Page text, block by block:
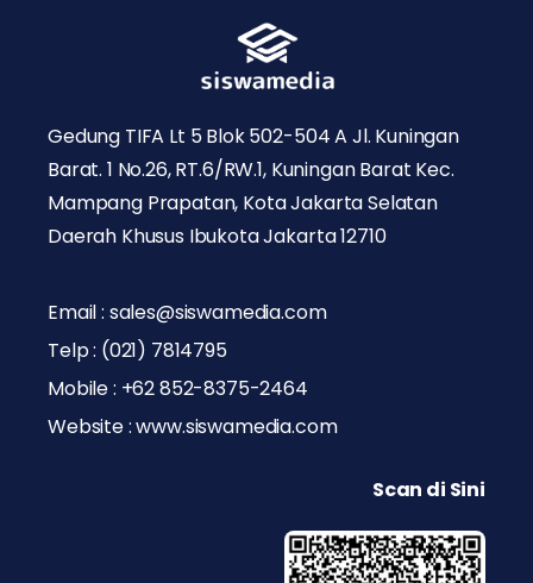
Gedung TIFA Lt 5 Blok 502-504 A Jl. Kuningan
Barat. 1 No.26, RT.6/RW.1, Kuningan Barat Kec.
Mampang Prapatan, Kota Jakarta Selatan
Daerah Khusus Ibukota Jakarta 12710
Email : sales@siswamedia.com
Telp : (021) 7814795
Mobile : +62 852-8375-2464
Website : www.siswamedia.com
Scan di Sini